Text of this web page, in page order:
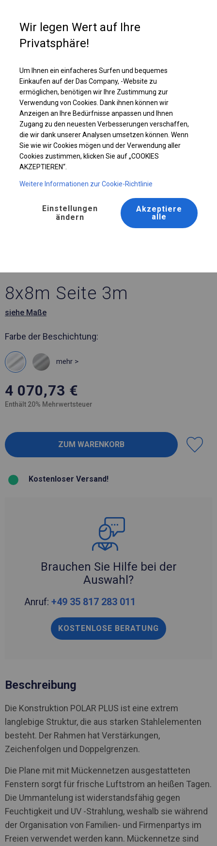
Ganzjähriges Ausstellungszelt | 8x8 m
8x8m Seite 3m
siehe Maße
Farbe der Beschichtung:
mehr >
4 070,73 €
Enthält 20% Mehrwertsteuer
Kostenloser Versand!
Brauchen Sie Hilfe bei der
Auswahl?
Anruf: +49 35 817 283 011
KOSTENLOSE BERATUNG
Beschreibung
Die Konstruktion POLAR PLUS ist eine extrem
langlebige Struktur, die aus starken Stahlelementen
besteht. Der Rahmen hat Verstärkungen,
Zeichenfolgen und Doppelgrenzen.
Die Plane mit mit Mückennetzen ausgestatteten
Fenstern sorgt für frische Luftstrom an heißen Tagen.
Die Ummantelung ist widerstandsfähig gegen
Feuchtigkeit und UV -Strahlung, weshalb sie während
der Organisation von Familien- und Firmenpartys im
Freien verwendet werden kann. Mückennetze sind
Wir legen Wert auf Ihre
Privatsphäre!
Um Ihnen ein einfacheres Surfen und bequemes
Einkaufen auf der Das Company, -Website zu
ermöglichen, benötigen wir Ihre Zustimmung zur
Verwendung von Cookies. Dank ihnen können wir
Anzeigen an Ihre Bedürfnisse anpassen und Ihnen
Zugang zu den neuesten Verbesserungen verschaffen,
die wir dank unserer Analysen umsetzen können. Wenn
Sie wie wir Cookies mögen und der Verwendung aller
Cookies zustimmen, klicken Sie auf „COOKIES
AKZEPTIEREN“.
Weitere Informationen zur Cookie-Richtlinie
Einstellungen
ändern
Akzeptiere
alle